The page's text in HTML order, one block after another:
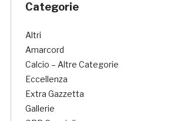
Categorie
Altri
Amarcord
Calcio – Altre Categorie
Eccellenza
Extra Gazzetta
Gallerie